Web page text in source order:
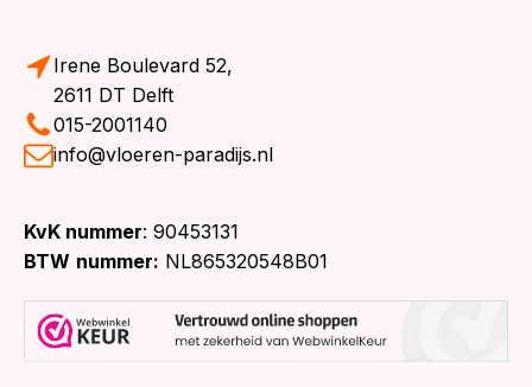
Irene Boulevard 52,
2611 DT Delft
015-2001140
info@vloeren-paradijs.nl
KvK nummer: 90453131
BTW nummer: NL865320548B01